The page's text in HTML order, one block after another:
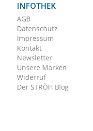
INFOTHEK
AGB
Datenschutz
Impressum
Kontakt
Newsletter
Unsere Marken
Widerruf
Der STRÖH Blog